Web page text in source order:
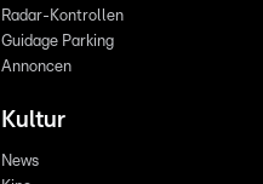
Radar-Kontrollen
Guidage Parking
Annoncen
Kultur
News